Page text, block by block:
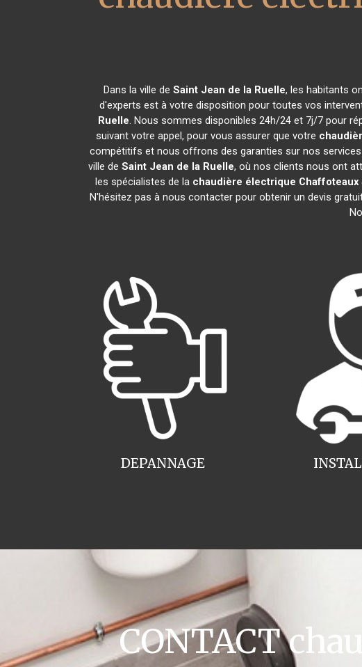
Dans la ville de Saint Jean de la Ruelle, les habitants
d'experts est à votre disposition pour toutes vos
Ruelle. Nous sommes disponibles 24h/24 et 7j/7 pour
suivant votre appel, pour vous assurer que votre
compétitifs et nous offrons des garanties sur nos
ville de Saint Jean de la Ruelle, où nos clients nous ont
les spécialistes de la chaudière électrique Chaffoteaux
N'hésitez pas à nous contacter pour obtenir un devis
DEPANNAGE
CONTACT